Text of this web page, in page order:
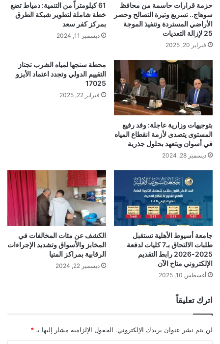
حزمة قرارات حاسمة من محافظ
سوهاج.. تسريع وتيرة التصالح وحصر
الأراضي المستردة وتنفيذ الموجة
25 لإزالة التعديات
فبراير 20, 2025
61 كيلومتراً من التنمية: دمياط تضع
خطة شاملة لتطوير شبكة الطرق
بمركز كفر سعد
ديسمبر 11, 2024
بتوجيهات وزارية عاجلة: وفد رفيع
المستوى يتصدى لأزمة انقطاع المياه
في أسوان ويتعهد بحلول جذرية
ديسمبر 28, 2024
محطة سنجها لمياه الشرب تجتاز
التقييم الدولي وتجدد اعتماد الأيزو
17025
فبراير 22, 2025
جامعة أسيوط الأهلية تستقبل
طلبات الالتحاق بـ7 كليات لدفعة
2025-2026 رابط التقديم
الإلكتروني متاح الآن
أغسطس 10, 2025
الكشف عن مئات المخالفات في
المخابز والأسواق وتشديد الإجراءات
الرقابية بمراكز المنيا
ديسمبر 22, 2024
اترك تعليقاً
لن يتم نشر عنوان بريدك الإلكتروني. الحقول الإلزامية مشار إليها بـ *